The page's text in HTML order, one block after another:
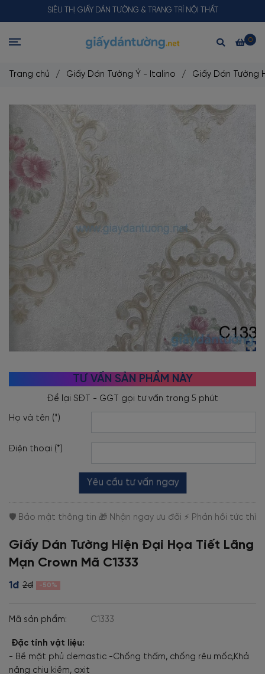
SIÊU THỊ GIẤY DÁN TƯỜNG & TRANG TRÍ NỘI THẤT
0
Trang chủ / Giấy Dán Tường Ý - Italino / Giấy Dán Tường
TƯ VẤN SẢN PHẨM NÀY
Họ và tên (*)
Điện thoại (*)
Yêu cầu tư vấn ngay
Giấy Dán Tường Hiện Đại Họa Tiết Lãng
Mạn Crown Mã C1333
1đ 2đ -50%
Mã sản phẩm: C1333
Đặc tính vật liệu:
- Bề mặt phủ clemastic -Chống thấm, chống rêu mốc,Khả
năng chịu kiềm, axit